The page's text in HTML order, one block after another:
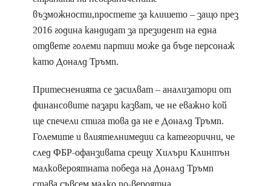
възможности,простете за клишето – защо през
2016 година кандидат за президент на една
отдвете големи партии може да бъде персонаж
като Доналд Тръмп.
Притесненията се засилват – анализатори от
финансовите пазари казват, че не еважно кой
ще спечели стига това да не е Доналд Тръмп.
Големите и влиятелнимедии са категорични, че
след ФБР-офанзивата срещу Хилъри Клинтън
малковероятната победа на Доналд Тръмп